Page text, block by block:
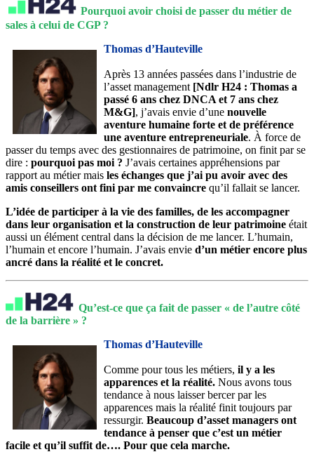
Pourquoi avoir choisi de passer du métier de
sales à celui de CGP ?
Thomas d’Hauteville
Après 13 années passées dans l’industrie de
l’asset management [Ndlr H24 : Thomas a
passé 6 ans chez DNCA et 7 ans chez
M&G], j’avais envie d’une nouvelle
aventure humaine forte et de préférence
une aventure entrepreneuriale. À force de
passer du temps avec des gestionnaires de patrimoine, on finit par se
dire : pourquoi pas moi ? J’avais certaines appréhensions par
rapport au métier mais les échanges que j’ai pu avoir avec des
amis conseillers ont fini par me convaincre qu’il fallait se lancer.
L’idée de participer à la vie des familles, de les accompagner
dans leur organisation et la construction de leur patrimoine était
aussi un élément central dans la décision de me lancer. L’humain,
l’humain et encore l’humain. J’avais envie d’un métier encore plus
ancré dans la réalité et le concret.
Qu’est-ce que ça fait de passer « de l’autre côté
de la barrière » ?
Thomas d’Hauteville
Comme pour tous les métiers, il y a les
apparences et la réalité. Nous avons tous
tendance à nous laisser bercer par les
apparences mais la réalité finit toujours par
ressurgir. Beaucoup d’asset managers ont
tendance à penser que c’est un métier
facile et qu’il suffit de…. Pour que cela marche.